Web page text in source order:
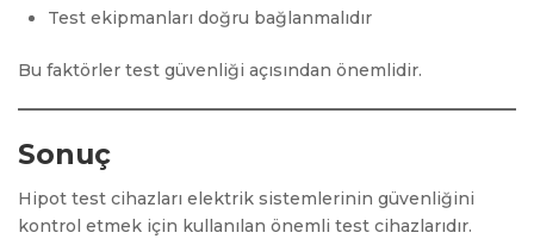
Test ekipmanları doğru bağlanmalıdır
Bu faktörler test güvenliği açısından önemlidir.
Sonuç
Hipot test cihazları elektrik sistemlerinin güvenliğini
kontrol etmek için kullanılan önemli test cihazlarıdır.